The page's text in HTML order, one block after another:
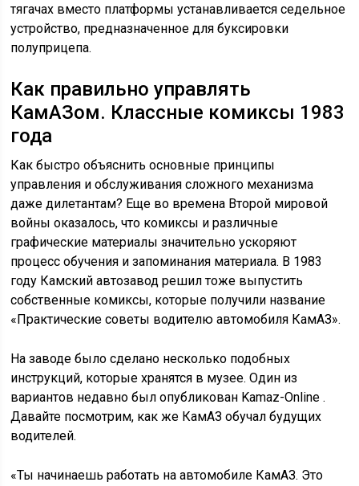
тягачах вместо платформы устанавливается седельное
устройство, предназначенное для буксировки
полуприцепа.
Как правильно управлять
КамАЗом. Классные комиксы 1983
года
Как быстро объяснить основные принципы
управления и обслуживания сложного механизма
даже дилетантам? Еще во времена Второй мировой
войны оказалось, что комиксы и различные
графические материалы значительно ускоряют
процесс обучения и запоминания материала. В 1983
году Камский автозавод решил тоже выпустить
собственные комиксы, которые получили название
«Практические советы водителю автомобиля КамАЗ».
На заводе было сделано несколько подобных
инструкций, которые хранятся в музее. Один из
вариантов недавно был опубликован Kamaz-Online .
Давайте посмотрим, как же КамАЗ обучал будущих
водителей.
«Ты начинаешь работать на автомобиле КамАЗ. Это